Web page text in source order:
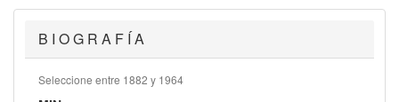
B I O G R A F Í A
Seleccione entre 1882 y 1964